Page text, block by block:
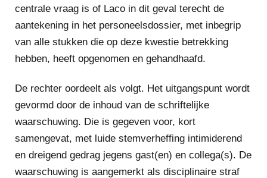
centrale vraag is of Laco in dit geval terecht de
aantekening in het personeelsdossier, met inbegrip
van alle stukken die op deze kwestie betrekking
hebben, heeft opgenomen en gehandhaafd.
De rechter oordeelt als volgt. Het uitgangspunt wordt
gevormd door de inhoud van de schriftelijke
waarschuwing. Die is gegeven voor, kort
samengevat, met luide stemverheffing intimiderend
en dreigend gedrag jegens gast(en) en collega(s). De
waarschuwing is aangemerkt als disciplinaire straf